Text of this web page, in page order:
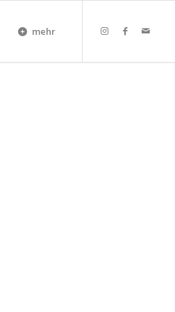
mehr